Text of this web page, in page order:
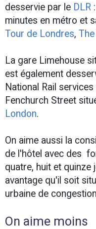
desservie par le DLR
minutes en métro et
Tour de Londres,
La gare Limehouse
est également
National Rail
Fenchurch Street
London.
On aime aussi la
de l'hôtel avec des
quatre, huit et
avantage qu'il soit
urbaine de
On aime moins